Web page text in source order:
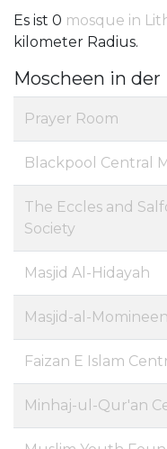
Es ist 0 mosque in
kilometer Radius.
Moscheen in
Prayer Room
Blackpool Central
The Eccles and
Society
Masjid Al-Hidayah
Masjid-al-Momineen
Faizan E Islam
Minhaj-ul-Qur'an